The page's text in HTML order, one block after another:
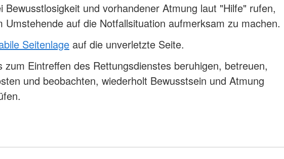
Bewusstlosigkeit und vorhandener Atmung laut "Hilfe" rufen,
Umstehende auf die Notfallsituation aufmerksam zu machen.
Seitenlage auf die unverletzte Seite.
zum Eintreffen des Rettungsdienstes beruhigen, betreuen,
und beobachten, wiederholt Bewusstsein und Atmung